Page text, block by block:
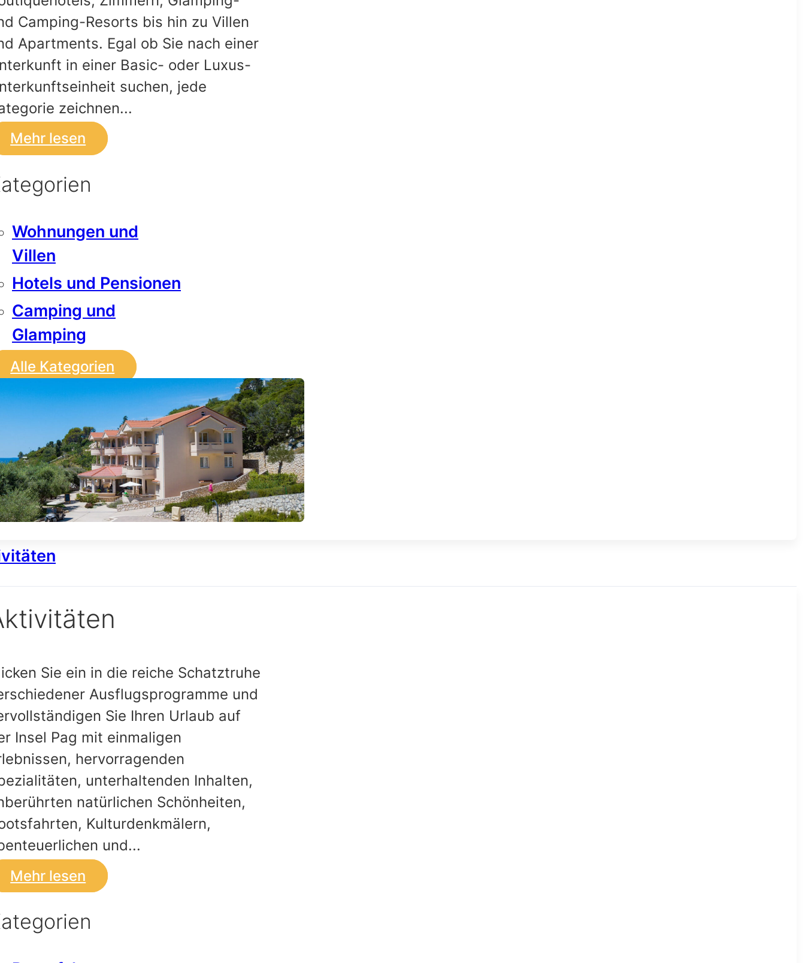
Camping-Resorts bis hin zu Villen
Apartments. Egal ob Sie nach einer
in einer Basic- oder Luxus-
suchen, jede
zeichnen...
Mehr lesen
Wohnungen und
Villen
Hotels und Pensionen
Camping und
Glamping
Alle Kategorien
Sie ein in die reiche Schatztruhe
Ausflugsprogramme und
Sie Ihren Urlaub auf
Insel Pag mit einmaligen
hervorragenden
unterhaltenden Inhalten,
natürlichen Schönheiten,
Kulturdenkmälern,
und...
Mehr lesen